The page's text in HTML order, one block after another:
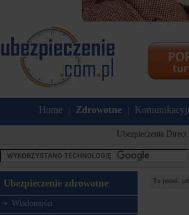
Home Zdrowotne
Ubezpieczenia Direct
Ubezpieczenie zdrowotne
Wiadomości
Tu jesteś: